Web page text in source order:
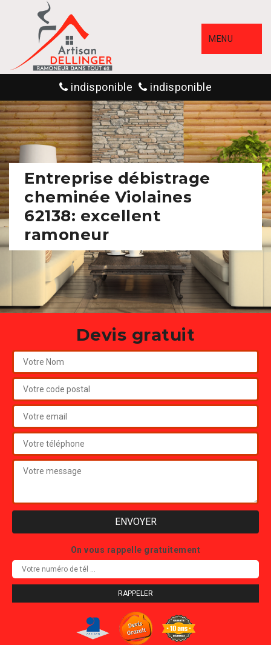
MENU
indisponible indisponible
Entreprise débistrage
cheminée Violaines
62138: excellent
ramoneur
Devis gratuit
On vous rappelle gratuitement